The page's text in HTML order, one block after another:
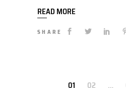
READ MORE
SHARE
01 02 …